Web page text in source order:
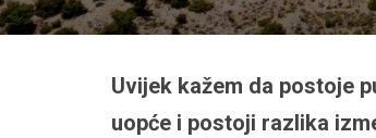
Uvijek kažem da postoje
uopće i postoji razlika